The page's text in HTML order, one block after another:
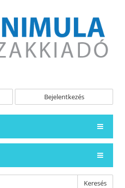
Bejelentkezés
Keresés